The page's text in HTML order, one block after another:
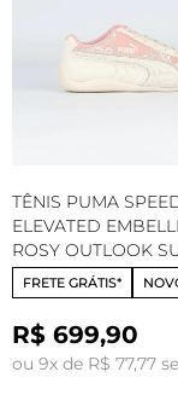
TÊNIS PUMA
ELEVATED
ROSY OUTLOOK
ALMOND ALPINE
406829-01
FRETE GRÁTIS*
R$ 699,90
ou 9x de R$ 77,77